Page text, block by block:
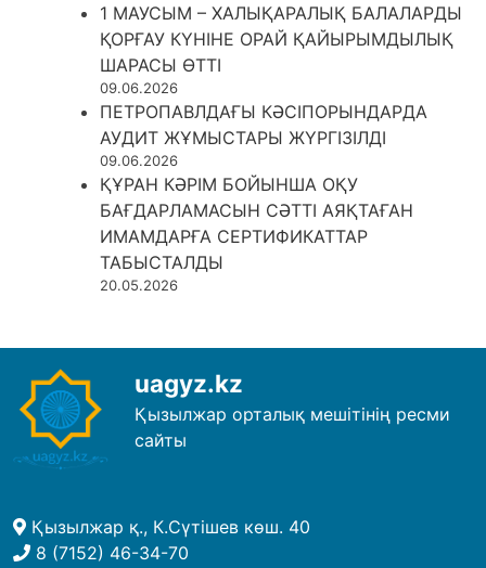
1 МАУСЫМ – ХАЛЫҚАРАЛЫҚ БАЛАЛАРДЫ
ҚОРҒАУ КҮНІНЕ ОРАЙ ҚАЙЫРЫМДЫЛЫҚ
ШАРАСЫ ӨТТІ
09.06.2026
ПЕТРОПАВЛДАҒЫ КӘСІПОРЫНДАРДА
АУДИТ ЖҰМЫСТАРЫ ЖҮРГІЗІЛДІ
09.06.2026
ҚҰРАН КӘРІМ БОЙЫНША ОҚУ
БАҒДАРЛАМАСЫН СӘТТІ АЯҚТАҒАН
ИМАМДАРҒА СЕРТИФИКАТТАР
ТАБЫСТАЛДЫ
20.05.2026
uagyz.kz
Қызылжар орталық мешітінің ресми
сайты
Қызылжар қ., К.Сүтішев көш. 40
8 (7152) 46-34-70